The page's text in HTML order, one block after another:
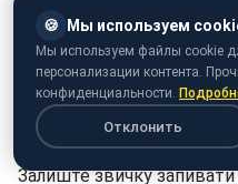
Правило 1: запивайте
Після кожної склянки
чистої води, краще
зневоднення і
Мінералка заповнить
Залиште звичку запивати
🍪 Мы используем
Мы используем файлы cookie
персонализации контента.
конфиденциальности.
Отклонить